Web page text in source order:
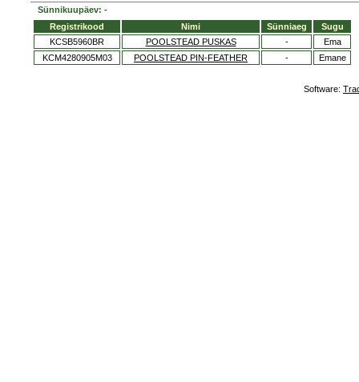
Sünnikuupäev: -
Registrikood
Nimi Sünniaeg
Sugu
KCSB5960BR
POOLSTEAD PUSKAS -
Ema
KCM4280905M03
POOLSTEAD PIN-FEATHER - Emane
Software: